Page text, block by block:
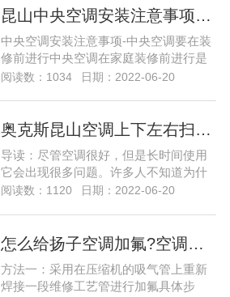
大制冷更快，但是很多小伙伴都在问中
今天就给大家带来中央空调的维修的教
程，下家用中央空调系统出现故...
昆山中央空调安装注意事项…
中央空调安装注意事项-中央空调要在装
修前进行中央空调在家庭装修前进行是
一个必须关注首要条件。家用中央空调
相结合，否则会对后期装修造成影响。
户第一要清楚的，但也并不是说，装修
之后就不能安装...
阅读数：1034 日期：2022-06-20
奥克斯昆山空调上下左右扫风不动怎么弄…
导读：尽管空调很好，但是长时间使用
它会出现很多问题。许多人不知道为什
么空调仍在左右上下扫动。然后，奥克
看一下！ 空调不左右上下扫动的原因之
电和...尽管空调很好，但是长时间使用
它会出现很多...
阅读数：1120 日期：2022-06-20
怎么给扬子空调加氟?空调加氟方法介绍…
方法一：采用在压缩机的吸气管上重新
焊接一段维修工艺管进行加氟具体步